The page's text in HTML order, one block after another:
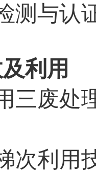
测与认
利用
三废处
次利用